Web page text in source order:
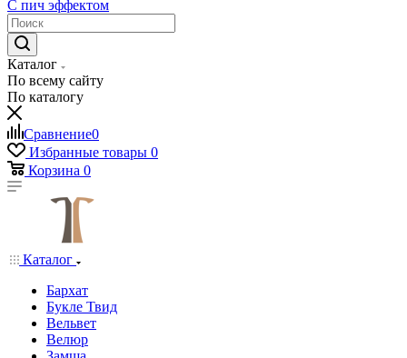
С пич эффектом
Каталог
По всему сайту
По каталогу
Сравнение0
Избранные товары 0
Корзина 0
Каталог
Бархат
Букле Твид
Вельвет
Велюр